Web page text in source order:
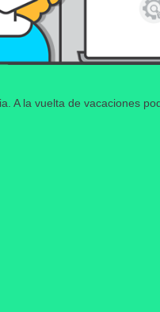
A la vuelta de vacaciones